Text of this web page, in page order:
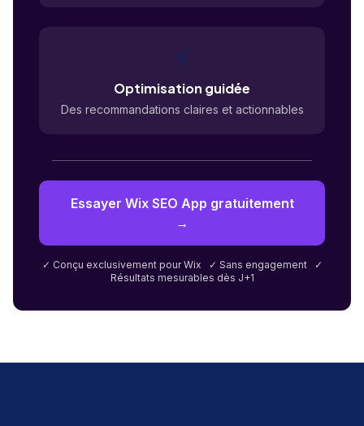
⚡
Optimisation guidée
Des recommandations claires et actionnables
Essayer Wix SEO App gratuitement
→
✓ Conçu exclusivement pour Wix ✓ Sans engagement ✓
Résultats mesurables dès J+1